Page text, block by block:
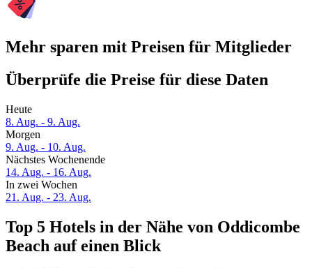
Mehr sparen mit Preisen für Mitglieder
Überprüfe die Preise für diese Daten
Heute
8. Aug. - 9. Aug.
Morgen
9. Aug. - 10. Aug.
Nächstes Wochenende
14. Aug. - 16. Aug.
In zwei Wochen
21. Aug. - 23. Aug.
Top 5 Hotels in der Nähe von Oddicombe
Beach auf einen Blick